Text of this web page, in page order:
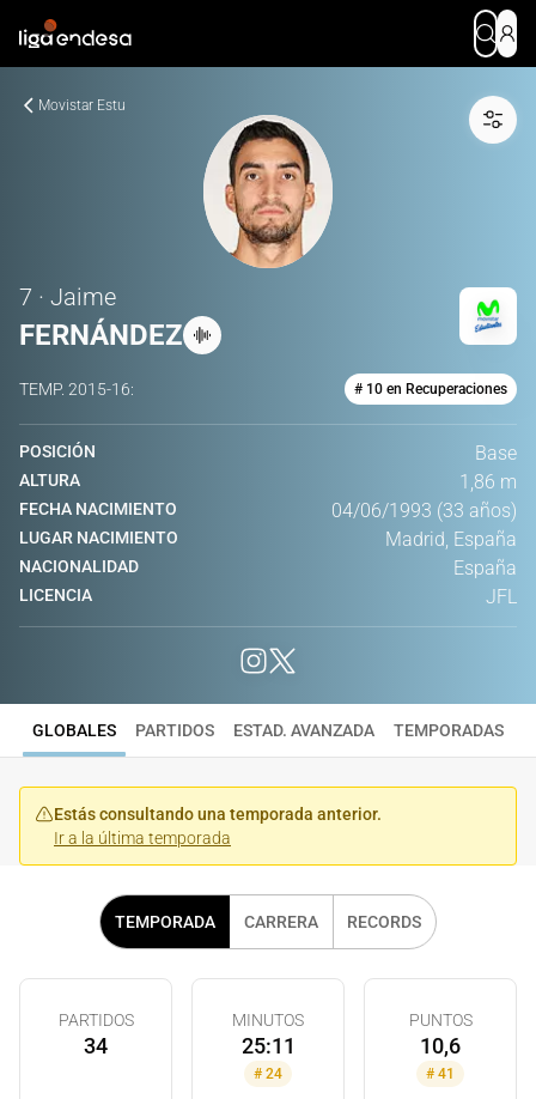
Movistar Estu
7 · Jaime
FERNÁNDEZ
TEMP. 2015-16: # 10 en Recuperaciones
POSICIÓN Base
ALTURA 1,86 m
FECHA NACIMIENTO 04/06/1993 (33 años)
LUGAR NACIMIENTO Madrid, España
NACIONALIDAD España
LICENCIA JFL
GLOBALES PARTIDOS ESTAD. AVANZADA TEMPORADAS
Estás consultando una temporada anterior.
Ir a la última temporada
TEMPORADA CARRERA RECORDS
PARTIDOS
34
MINUTOS
25:11
# 24
PUNTOS
10,6
# 41